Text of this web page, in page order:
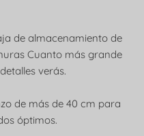
de almacenamiento de
Cuanto más grande
verás.
de más de 40 cm para
óptimos.